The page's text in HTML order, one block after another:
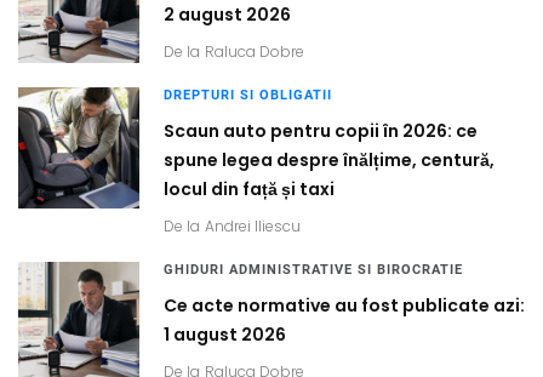
2 august 2026
De la Raluca Dobre
DREPTURI SI OBLIGATII
Scaun auto pentru copii în 2026: ce
spune legea despre înălțime, centură,
locul din față și taxi
De la Andrei Iliescu
GHIDURI ADMINISTRATIVE SI BIROCRATIE
Ce acte normative au fost publicate azi:
1 august 2026
De la Raluca Dobre